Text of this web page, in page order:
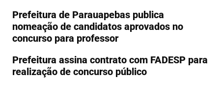
Prefeitura de Parauapebas publica
nomeação de candidatos aprovados no
concurso para professor
Prefeitura assina contrato com FADESP para
realização de concurso público